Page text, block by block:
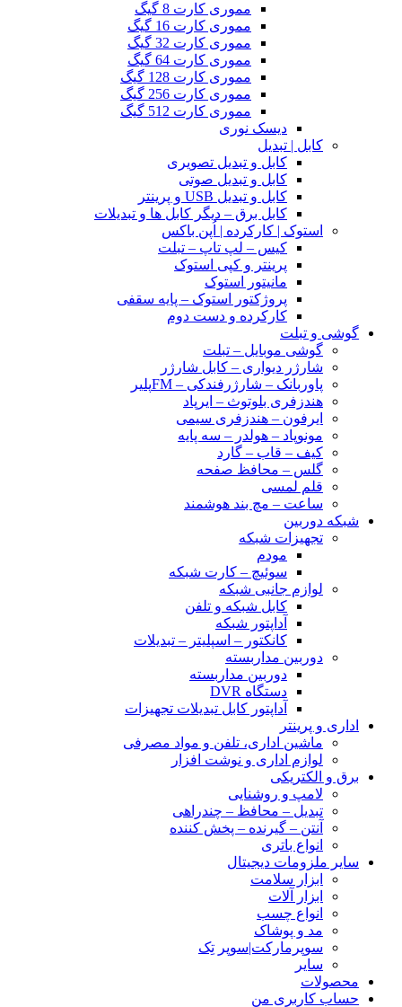
مموری کارت 8 گیگ
مموری کارت 16 گیگ
مموری کارت 32 گیگ
مموری کارت 64 گیگ
مموری کارت 128 گیگ
مموری کارت 256 گیگ
مموری کارت 512 گیگ
دیسک نوری
کابل | تبدیل
کابل و تبدیل تصویری
کابل و تبدیل صوتی
کابل و تبدیل USB و پرینتر
کابل برق – دیگر کابل ها و تبدیلات
استوک | کارکرده | اُپن باکس
کیس – لپ تاپ – تبلت
پرینتر و کپی استوک
مانیتور استوک
پروژکتور استوک – پایه سقفی
کارکرده و دست دوم
گوشی و تبلت
گوشی موبایل – تبلت
شارژر دیواری – کابل شارژر
پاوربانک – شارژرفندکی – FMپلیر
هندزفری بلوتوث – ایرپاد
ایرفون – هندزفری سیمی
مونوپاد – هولدر – سه پایه
کیف – قاب – گارد
گلس – محافظ صفحه
قلم لمسی
ساعت – مچ بند هوشمند
شبکه دوربین
تجهیزات شبکه
مودم
سوئیچ – کارت شبکه
لوازم جانبی شبکه
کابل شبکه و تلفن
آداپتور شبکه
کانکتور – اسپلیتر – تبدیلات
دوربین مداربسته
دوربین مداربسته
دستگاه DVR
آداپتور کابل تبدیلات تجهیزات
اداری و پرینتر
ماشین اداری، تلفن و مواد مصرفی
لوازم اداری و نوشت افزار
برق و الکتریکی
لامپ و روشنایی
تبدیل – محافظ – چندراهی
آنتن – گیرنده – پخش کننده
انواع باتری
سایر ملزومات دیجیتال
ابزار سلامت
ابزار آلات
انواع چسب
مد و پوشاک
سوپرمارکت|سوپر تِک
سایر
محصولات
حساب کاربری من